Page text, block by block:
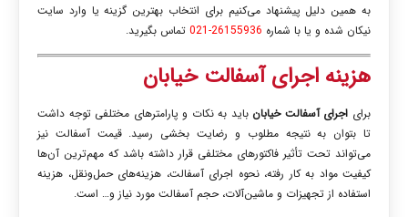
به همین دلیل پیشنهاد می‌کنیم برای انتخاب بهترین گزینه یا وارد سایت
نیکان شده و یا با شماره 26155936-021 تماس بگیرید.
هزینه اجرای آسفالت خیابان
برای اجرای آسفالت خیابان باید به نکات و پارامترهای مختلفی توجه داشت
تا بتوان به نتیجه مطلوب و رضایت بخشی رسید. قیمت آسفالت نیز
می‌تواند تحت تأثیر فاکتورهای مختلفی قرار داشته باشد که مهم‌ترین آن‌ها
کیفیت مواد به کار رفته، نحوه اجرای آسفالت، هزینه‌های حمل‌ونقل، هزینه
استفاده از تجهیزات و ماشین‌آلات، حجم آسفالت مورد نیاز و… است.